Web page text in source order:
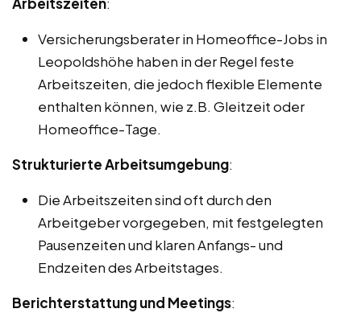
Versicherungsberater in Homeoffice-Jobs in
Leopoldshöhe haben in der Regel feste
Arbeitszeiten, die jedoch flexible Elemente
enthalten können, wie z.B. Gleitzeit oder
Homeoffice-Tage.
Strukturierte Arbeitsumgebung:
Die Arbeitszeiten sind oft durch den
Arbeitgeber vorgegeben, mit festgelegten
Pausenzeiten und klaren Anfangs- und
Endzeiten des Arbeitstages.
Berichterstattung und Meetings: